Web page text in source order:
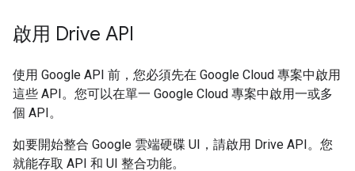
啟用 Drive API
使用 Google API 前，您必須先在 Google Cloud 專案中啟用
這些 API。您可以在單一 Google Cloud 專案中啟用一或多
個 API。
如要開始整合 Google 雲端硬碟 UI，請啟用 Drive API。您
就能存取 API 和 UI 整合功能。